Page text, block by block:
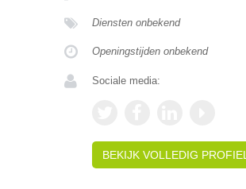
Diensten onbekend
Openingstijden onbekend
Sociale media:
BEKIJK VOLLEDIG PROFIEL